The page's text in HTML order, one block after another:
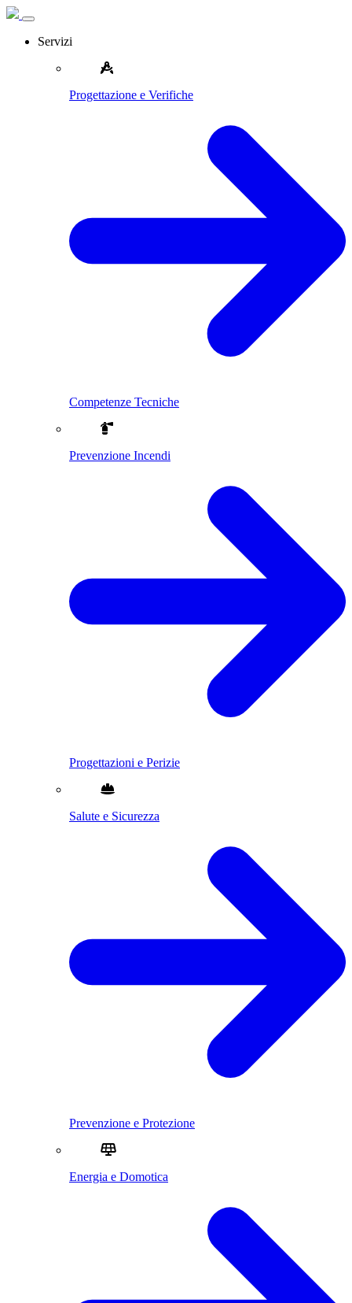
Servizi
Progettazione e Verifiche
Competenze Tecniche
Prevenzione Incendi
Progettazioni e Perizie
Salute e Sicurezza
Prevenzione e Protezione
Energia e Domotica